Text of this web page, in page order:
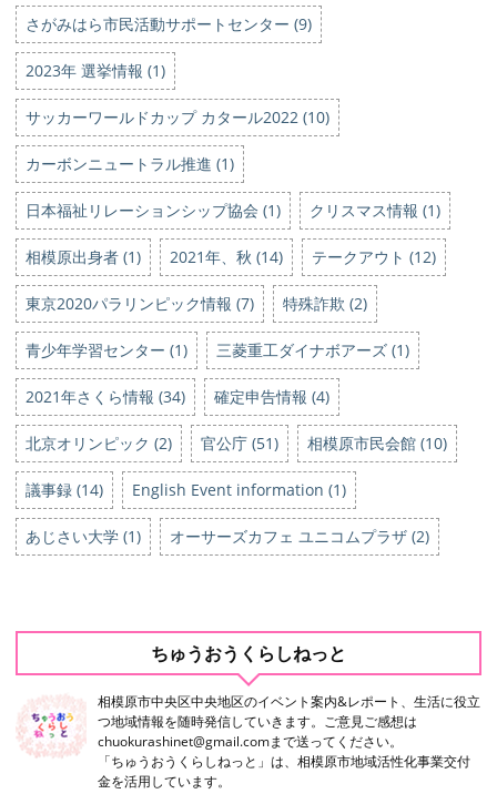
さがみはら市民活動サポートセンター (9)
2023年 選挙情報 (1)
サッカーワールドカップ カタール2022 (10)
カーボンニュートラル推進 (1)
日本福祉リレーションシップ協会 (1) クリスマス情報 (1)
相模原出身者 (1) 2021年、秋 (14) テークアウト (12)
東京2020パラリンピック情報 (7) 特殊詐欺 (2)
青少年学習センター (1) 三菱重工ダイナボアーズ (1)
2021年さくら情報 (34) 確定申告情報 (4)
北京オリンピック (2) 官公庁 (51) 相模原市民会館 (10)
議事録 (14) English Event information (1)
あじさい大学 (1) オーサーズカフェ ユニコムプラザ (2)
ちゅうおうくらしねっと
相模原市中央区中央地区のイベント案内&レポート、生活に役立
つ地域情報を随時発信していきます。ご意見ご感想は
chuokurashinet@gmail.comまで送ってください。
「ちゅうおうくらしねっと」は、相模原市地域活性化事業交付
金を活用しています。